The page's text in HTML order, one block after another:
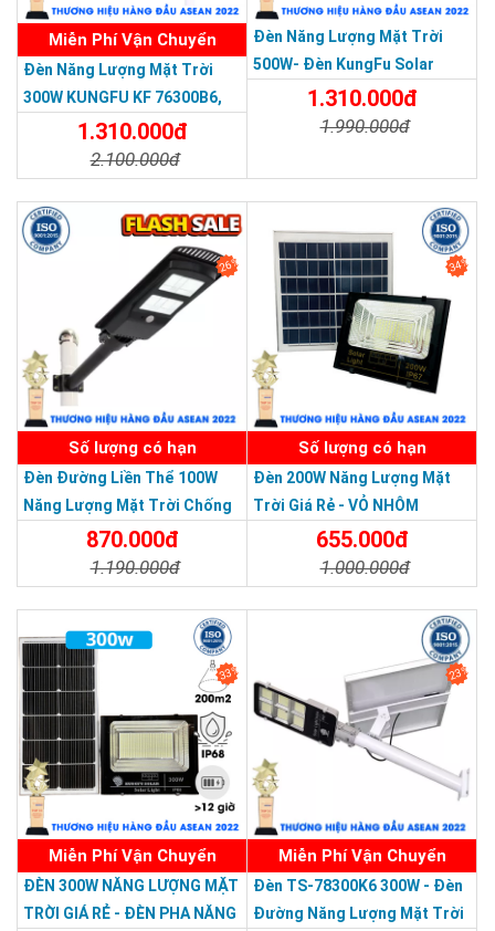
SẢN PHẨM DỊCH VỤ CHẤT LƯỢNG ASEAN 2019
Thương hiệu dẫn đầu Việt Nam 2023
Miễn Phí Vận Chuyển
Đèn Năng Lượng Mặt Trời
300W KUNGFU KF 76300B6,
IP68, Bảng Giá 2026
1.310.000đ
2.100.000đ
Đèn Năng Lượng Mặt Trời
500W- Đèn KungFu Solar
Năng Lượng Mặt Trời 500W,IP
67 Loại Lớn
1.310.000đ
1.990.000đ
26%
Số lượng có hạn
Đèn Đường Liền Thể 100W
Năng Lượng Mặt Trời Chống
Nước Giá Rẻ870.000đ
1.190.000đ
34%
Số lượng có hạn
Đèn 200W Năng Lượng Mặt
Trời Giá Rẻ - VỎ NHÔM
655.000đ
1.000.000đ
33%
Miễn Phí Vận Chuyển
ĐÈN 300W NĂNG LƯỢNG MẶT
TRỜI GIÁ RẺ - ĐÈN PHA NĂNG
23%
Miễn Phí Vận Chuyển
Đèn TS-78300K6 300W - Đèn
Đường Năng Lượng Mặt Trời